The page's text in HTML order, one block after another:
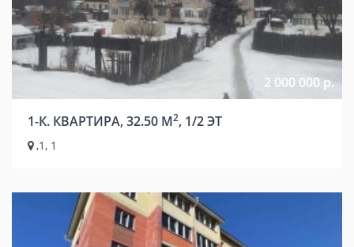
2 000 000 р.
1-К. КВАРТИРА, 32.50 М2, 1/2 ЭТ
,1, 1